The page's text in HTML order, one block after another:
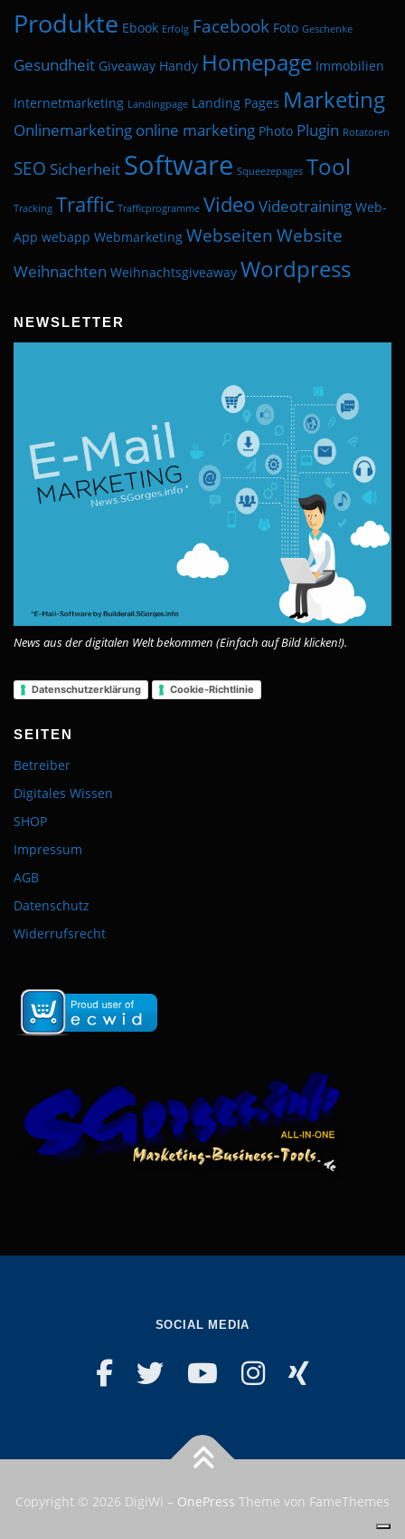
Produkte Ebook Erfolg Facebook Foto Geschenke
Gesundheit Giveaway Handy Homepage Immobilien
Internetmarketing Landingpage Landing Pages Marketing
Onlinemarketing online marketing Photo Plugin Rotatoren
SEO Sicherheit Software Squeezepages Tool
Tracking Traffic Trafficprogramme Video Videotraining Web-
App webapp Webmarketing Webseiten Website
Weihnachten Weihnachtsgiveaway Wordpress
NEWSLETTER
News aus der digitalen Welt bekommen (Einfach auf Bild klicken!).
Datenschutzerklärung Cookie-Richtlinie
SEITEN
Betreiber
Digitales Wissen
SHOP
Impressum
AGB
Datenschutz
Widerrufsrecht
SOCIAL MEDIA
Copyright © 2026 DigiWi – OnePress Theme von FameThemes